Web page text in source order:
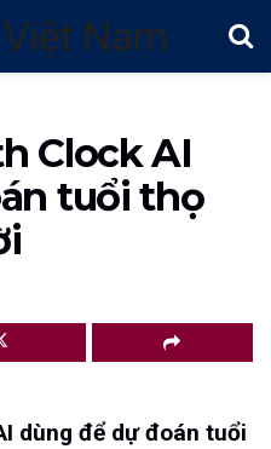
Clock AI
tuổi thọ
dùng để dự đoán tuổi